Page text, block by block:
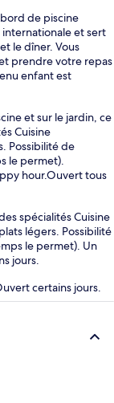
de piscine
internationale et sert
le dîner. Vous
prendre votre repas
enfant est
et sur le jardin, ce
Cuisine
Possibilité de
le permet).
hour.Ouvert tous
spécialités Cuisine
légers. Possibilité
le permet). Un
jours.
certains jours.